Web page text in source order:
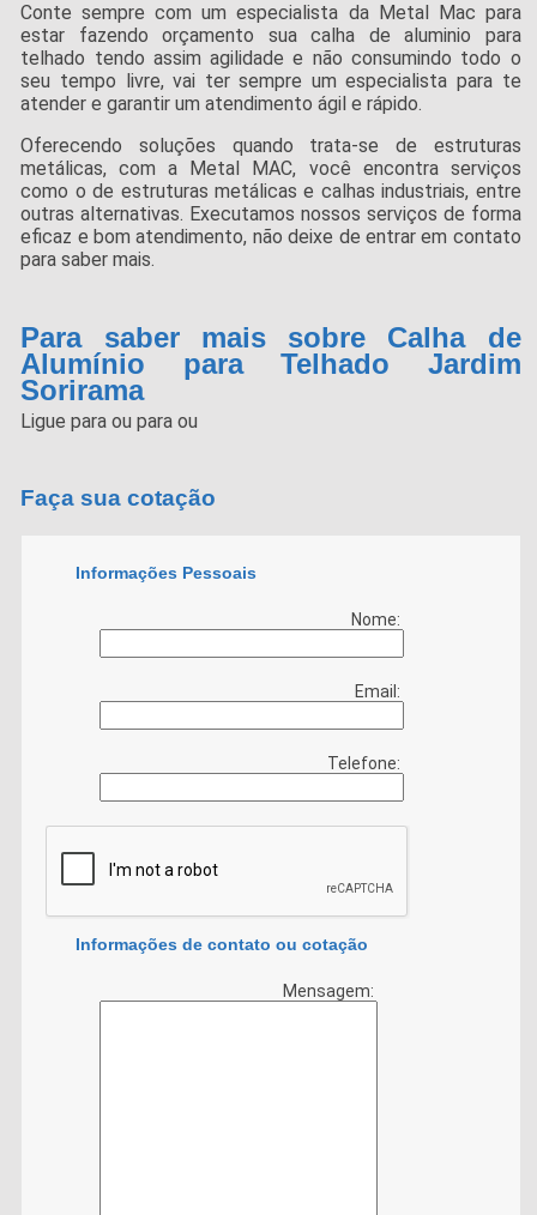
Conte sempre com um especialista da Metal Mac para
estar fazendo orçamento sua calha de aluminio para
telhado tendo assim agilidade e não consumindo todo o
seu tempo livre, vai ter sempre um especialista para te
atender e garantir um atendimento ágil e rápido.
Oferecendo soluções quando trata-se de estruturas
metálicas, com a Metal MAC, você encontra serviços
como o de estruturas metálicas e calhas industriais, entre
outras alternativas. Executamos nossos serviços de forma
eficaz e bom atendimento, não deixe de entrar em contato
para saber mais.
Para saber mais sobre Calha de
Alumínio para Telhado Jardim
Sorirama
Ligue paraou paraou
Faça sua cotação
Informações Pessoais
Nome:
Email:
Telefone:
Informações de contato ou cotação
Mensagem: